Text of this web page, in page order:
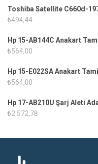
Toshiba Satellite C660d-
₺494,44
Hp 15-AB144C Anakart
₺564,00
Hp 15-E022SA Anakart
₺564,00
Hp 17-AB210U Şarj Aleti
₺2.572,78